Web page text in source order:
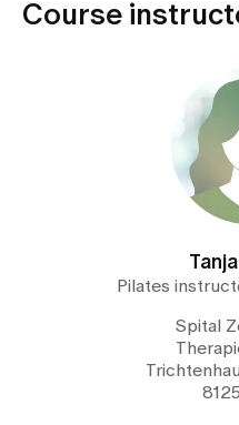
Course
Pilates
Spital